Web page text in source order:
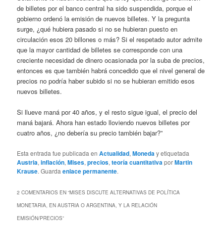
de billetes por el banco central ha sido suspendida, porque el
gobierno ordenó la emisión de nuevos billetes. Y la pregunta
surge, ¿qué hubiera pasado si no se hubieran puesto en
circulación esos 20 billones o más? Si el respetado autor admite
que la mayor cantidad de billetes se corresponde con una
creciente necesidad de dinero ocasionada por la suba de precios,
entonces es que también habrá concedido que el nivel general de
precios no podría haber subido si no se hubieran emitido esos
nuevos billetes.
Si llueve maná por 40 años, y el resto sigue igual, el precio del
maná bajará. Ahora han estado lloviendo nuevos billetes por
cuatro años, ¿no debería su precio también bajar?”
Esta entrada fue publicada enActualidad,Moneda y etiquetada
Austria,inflación,Mises,precios,teoría cuantitativa porMartin
Krause. Guardaenlace permanente.
2 COMENTARIOS EN “MISES DISCUTE ALTERNATIVAS DE POLÍTICA
MONETARIA, EN AUSTRIA O ARGENTINA, Y LA RELACIÓN
EMISIÓN/PRECIOS”